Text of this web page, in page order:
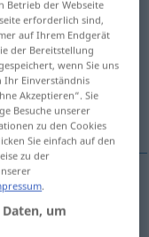
antippen)
Betrieb der Webseite
erforderlich sind,
auf Ihrem Endgerät
der Bereitstellung
wenn Sie uns
Ihr Einverständnis
Akzeptieren“. Sie
Besuche unserer
zu den Cookies
Sie einfach auf den
zu der
.
um